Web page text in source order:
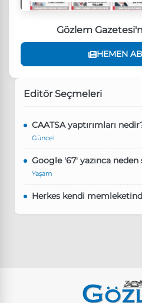
Gözlem
HEMEN
Editör Seçmeleri
CAATSA yaptırımları
Güncel
Google '67' yazınca neden
Yaşam
Herkes kendi
Instagram’da keşfet nasıl